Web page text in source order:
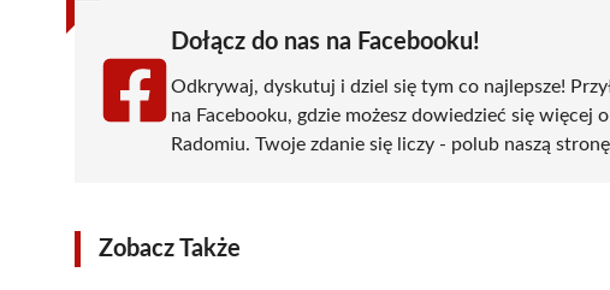
Dołącz do nas na Facebooku!
Odkrywaj, dyskutuj i dziel się tym co najlepsze!
na Facebooku, gdzie możesz dowiedzieć się więcej
Radomiu. Twoje zdanie się liczy - polub naszą
Zobacz Także